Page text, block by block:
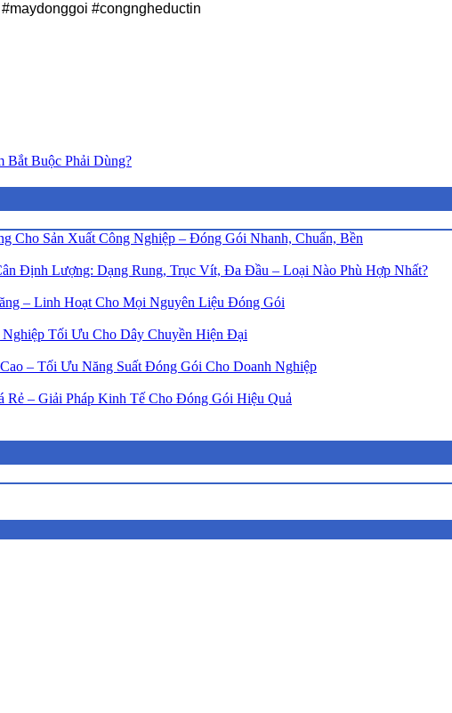
#congngheductin
Bắt Buộc Phải Dùng?
Cho Sản Xuất Công Nghiệp – Đóng Gói Nhanh, Chuẩn, Bền
Định Lượng: Dạng Rung, Trục Vít, Đa Đầu – Loại Nào Phù Hợp Nhất?
– Linh Hoạt Cho Mọi Nguyên Liệu Đóng Gói
Tối Ưu Cho Dây Chuyền Hiện Đại
– Tối Ưu Năng Suất Đóng Gói Cho Doanh Nghiệp
Rẻ – Giải Pháp Kinh Tế Cho Đóng Gói Hiệu Quả